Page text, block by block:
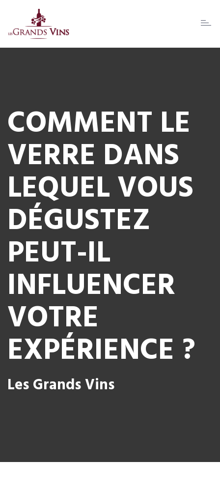
COMMENT LE
VERRE DANS
LEQUEL VOUS
DÉGUSTEZ
PEUT-IL
INFLUENCER
VOTRE
EXPÉRIENCE ?
Les Grands Vins